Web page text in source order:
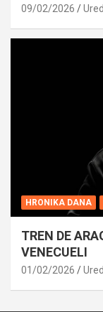
09/02/2026
HRONIKA DANA
TREN DE
VENECUELI
01/02/2026